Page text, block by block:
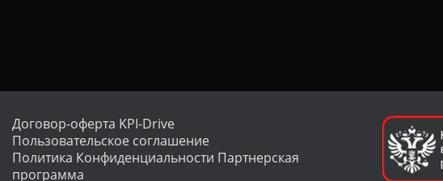
Договор-оферта KPI-Drive
Пользовательское соглашение
Политика Конфиденциальности Партнерская
программа